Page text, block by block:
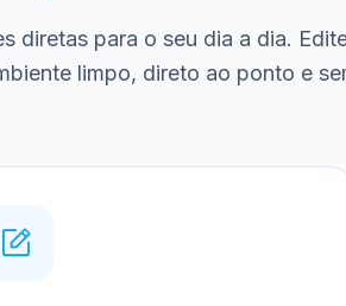
diretas para o seu dia a dia.
limpo, direto ao ponto e